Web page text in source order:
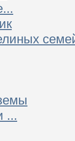
...